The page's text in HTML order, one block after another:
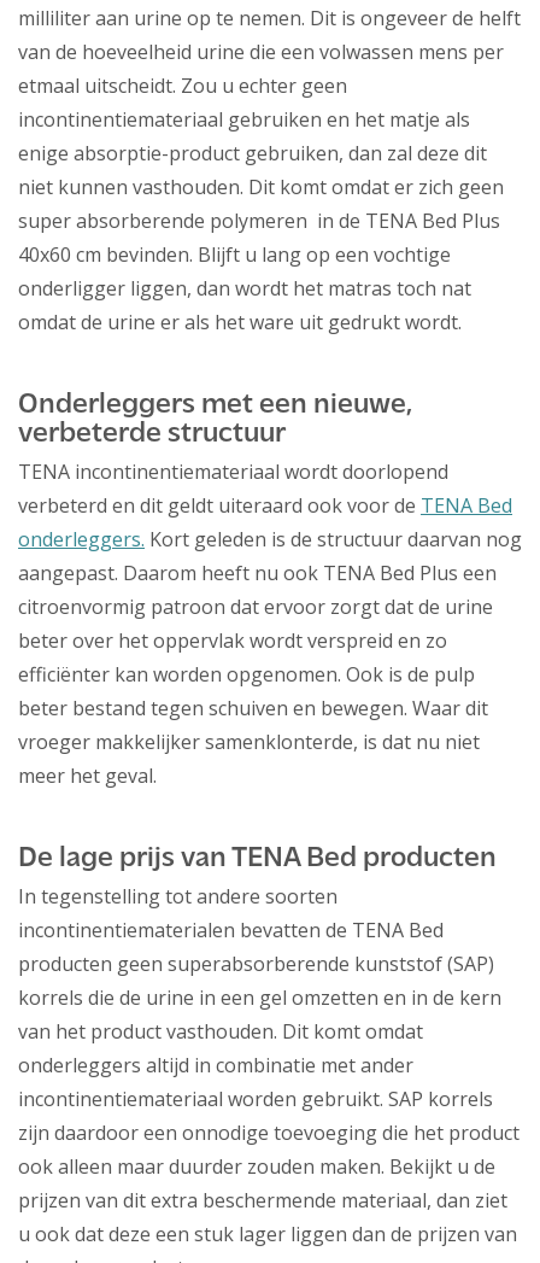
milliliter aan urine op te nemen. Dit is ongeveer de helft
van de hoeveelheid urine die een volwassen mens per
etmaal uitscheidt. Zou u echter geen
incontinentiemateriaal gebruiken en het matje als
enige absorptie-product gebruiken, dan zal deze dit
niet kunnen vasthouden. Dit komt omdat er zich geen
super absorberende polymeren in de TENA Bed Plus
40x60 cm bevinden. Blijft u lang op een vochtige
onderligger liggen, dan wordt het matras toch nat
omdat de urine er als het ware uit gedrukt wordt.
Onderleggers met een nieuwe,
verbeterde structuur
TENA incontinentiemateriaal wordt doorlopend
verbeterd en dit geldt uiteraard ook voor de TENA Bed
onderleggers. Kort geleden is de structuur daarvan nog
aangepast. Daarom heeft nu ook TENA Bed Plus een
citroenvormig patroon dat ervoor zorgt dat de urine
beter over het oppervlak wordt verspreid en zo
efficiënter kan worden opgenomen. Ook is de pulp
beter bestand tegen schuiven en bewegen. Waar dit
vroeger makkelijker samenklonterde, is dat nu niet
meer het geval.
De lage prijs van TENA Bed producten
In tegenstelling tot andere soorten
incontinentiematerialen bevatten de TENA Bed
producten geen superabsorberende kunststof (SAP)
korrels die de urine in een gel omzetten en in de kern
van het product vasthouden. Dit komt omdat
onderleggers altijd in combinatie met ander
incontinentiemateriaal worden gebruikt. SAP korrels
zijn daardoor een onnodige toevoeging die het product
ook alleen maar duurder zouden maken. Bekijkt u de
prijzen van dit extra beschermende materiaal, dan ziet
u ook dat deze een stuk lager liggen dan de prijzen van